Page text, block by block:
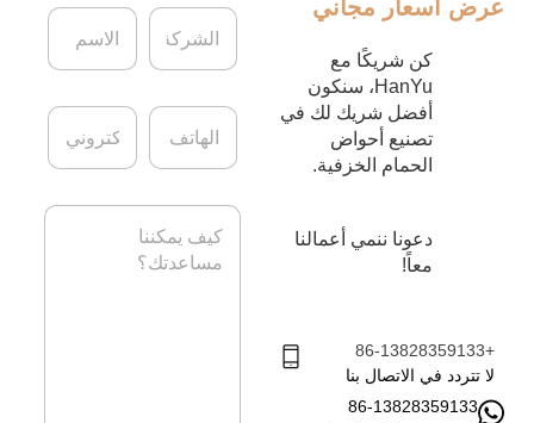
عرض أسعار مجاني
كن شريكًا مع
HanYu، سنكون
أفضل شريك لك في
تصنيع أحواض
الحمام الخزفية.
دعونا ننمي أعمالنا
معاً!
+86-13828359133
لا تتردد في الاتصال بنا
86-13828359133
ا
ا
م
ا
ش
ك
ا
ب
ي
ا
ه
ت
ف
ا